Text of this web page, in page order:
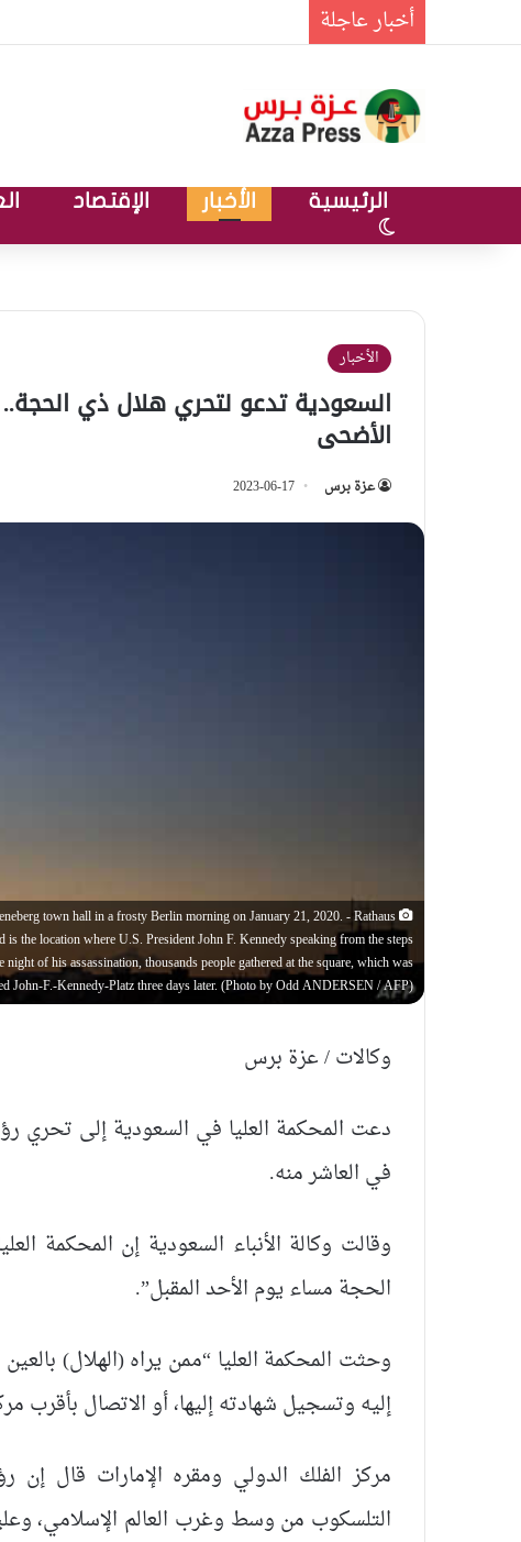
أخبار عاجلة
الرئيسية الأخبار الإقتصاد
الوضع المظلم
الأخبار
السعودية تدعو لتحري هلال ذي
الأضحى
عزة برس 2023-06-17
town hall in a frosty Berlin morning on January 21, 2020. - Rathaus
the location where U.S. President John F. Kennedy speaking from the steps
of his assassination, thousands people gathered at the square, which was
John-F.-Kennedy-Platz three days later. (Photo by Odd ANDERSEN / AFP)
وكالات / عزة برس
دعت المحكمة العليا في السعودية إلى
في العاشر منه.
وقالت وكالة الأنباء السعودية إن المحكمة
الحجة مساء يوم الأحد المقبل”.
وحثت المحكمة العليا “ممن يراه (الهلال)
إليه وتسجيل شهادته إليها، أو الاتصال
مركز الفلك الدولي ومقره الإمارات قال إن